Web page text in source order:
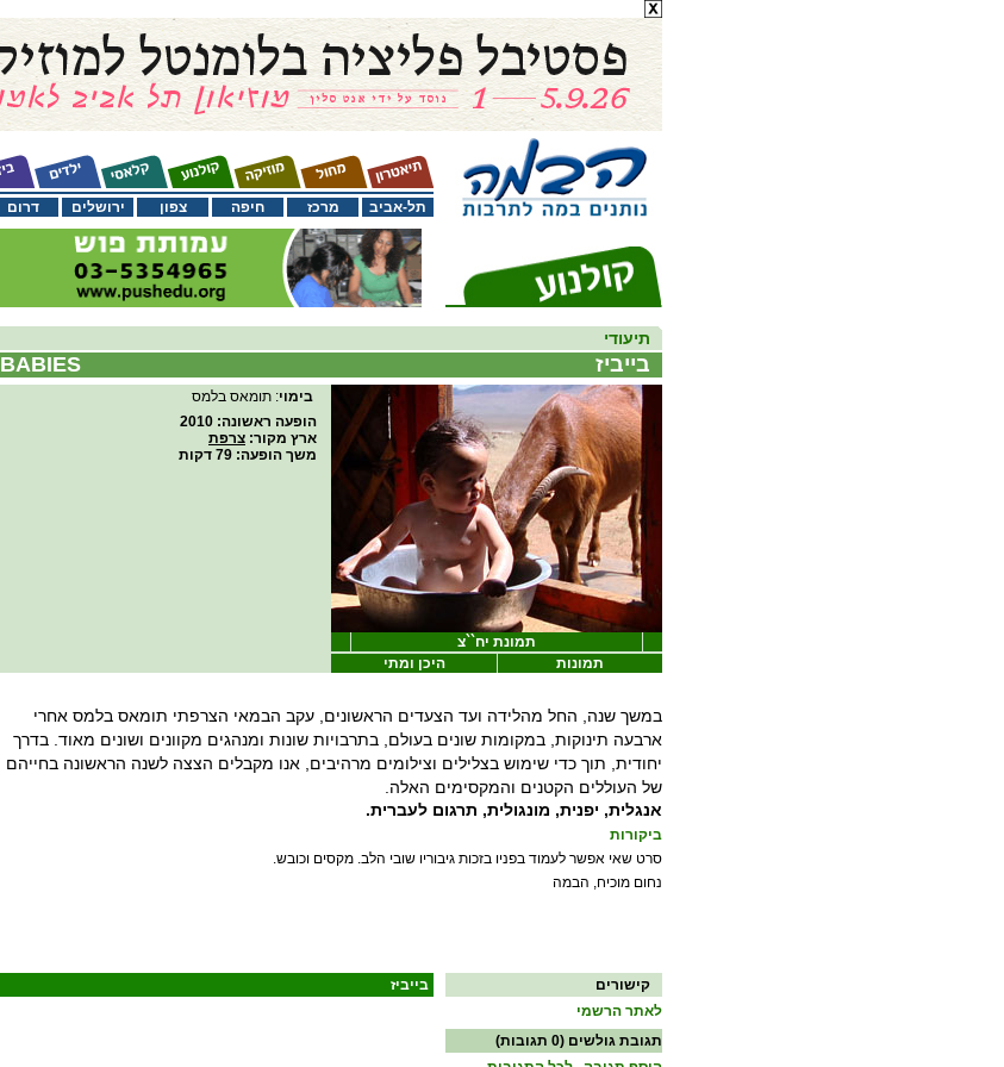
דרום ירושלים צפון חיפה מרכז תל-אביב
תיעודי
BABIES בייביז
בימוי: תומאס בלמס
הופעה ראשונה: 2010
ארץ מקור: צרפת
משך הופעה: 79 דקות
תמונת יח``צ
תמונות
היכן ומתי
במשך שנה, החל מהלידה ועד הצעדים הראשונים, עקב הבמאי הצרפתי תומאס בלמס אחרי
ארבעה תינוקות, במקומות שונים בעולם, בתרבויות שונות ומנהגים מקוונים ושונים מאוד. בדרך
יחודית, תוך כדי שימוש בצלילים וצילומים מרהיבים, אנו מקבלים הצצה לשנה הראשונה בחייהם
של העוללים הקטנים והמקסימים האלה.
אנגלית, יפנית, מונגולית, תרגום לעברית.
ביקורות
סרט שאי אפשר לעמוד בפניו בזכות גיבוריו שובי הלב. מקסים וכובש.
נחום מוכיח, הבמה
בייביז
קישורים
לאתר הרשמי
תגובת גולשים (0 תגובות)